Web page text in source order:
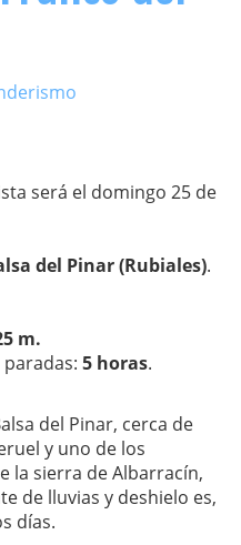
será el domingo 25 de
del Pinar (Rubiales).
m.
5 horas.
del Pinar, cerca de
y uno de los
la sierra de Albarracín,
de lluvias y deshielo es,
días.